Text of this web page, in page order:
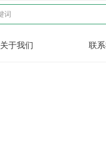
关于我们 联